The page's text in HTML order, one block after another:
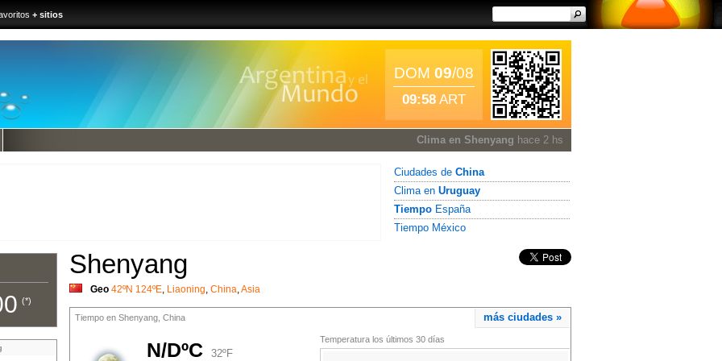
+ sitios
DOM 09/08
09:58 ART
Clima en Shenyang hace 2 hs
Ciudades de China
Clima en Uruguay
Tiempo España
Tiempo México
(*)
Shenyang
Geo 42ºN 124ºE, Liaoning, China,Asia
más ciudades »
Tiempo en Shenyang, China
Temperatura los últimos 30 días
N/DºC 32ºF